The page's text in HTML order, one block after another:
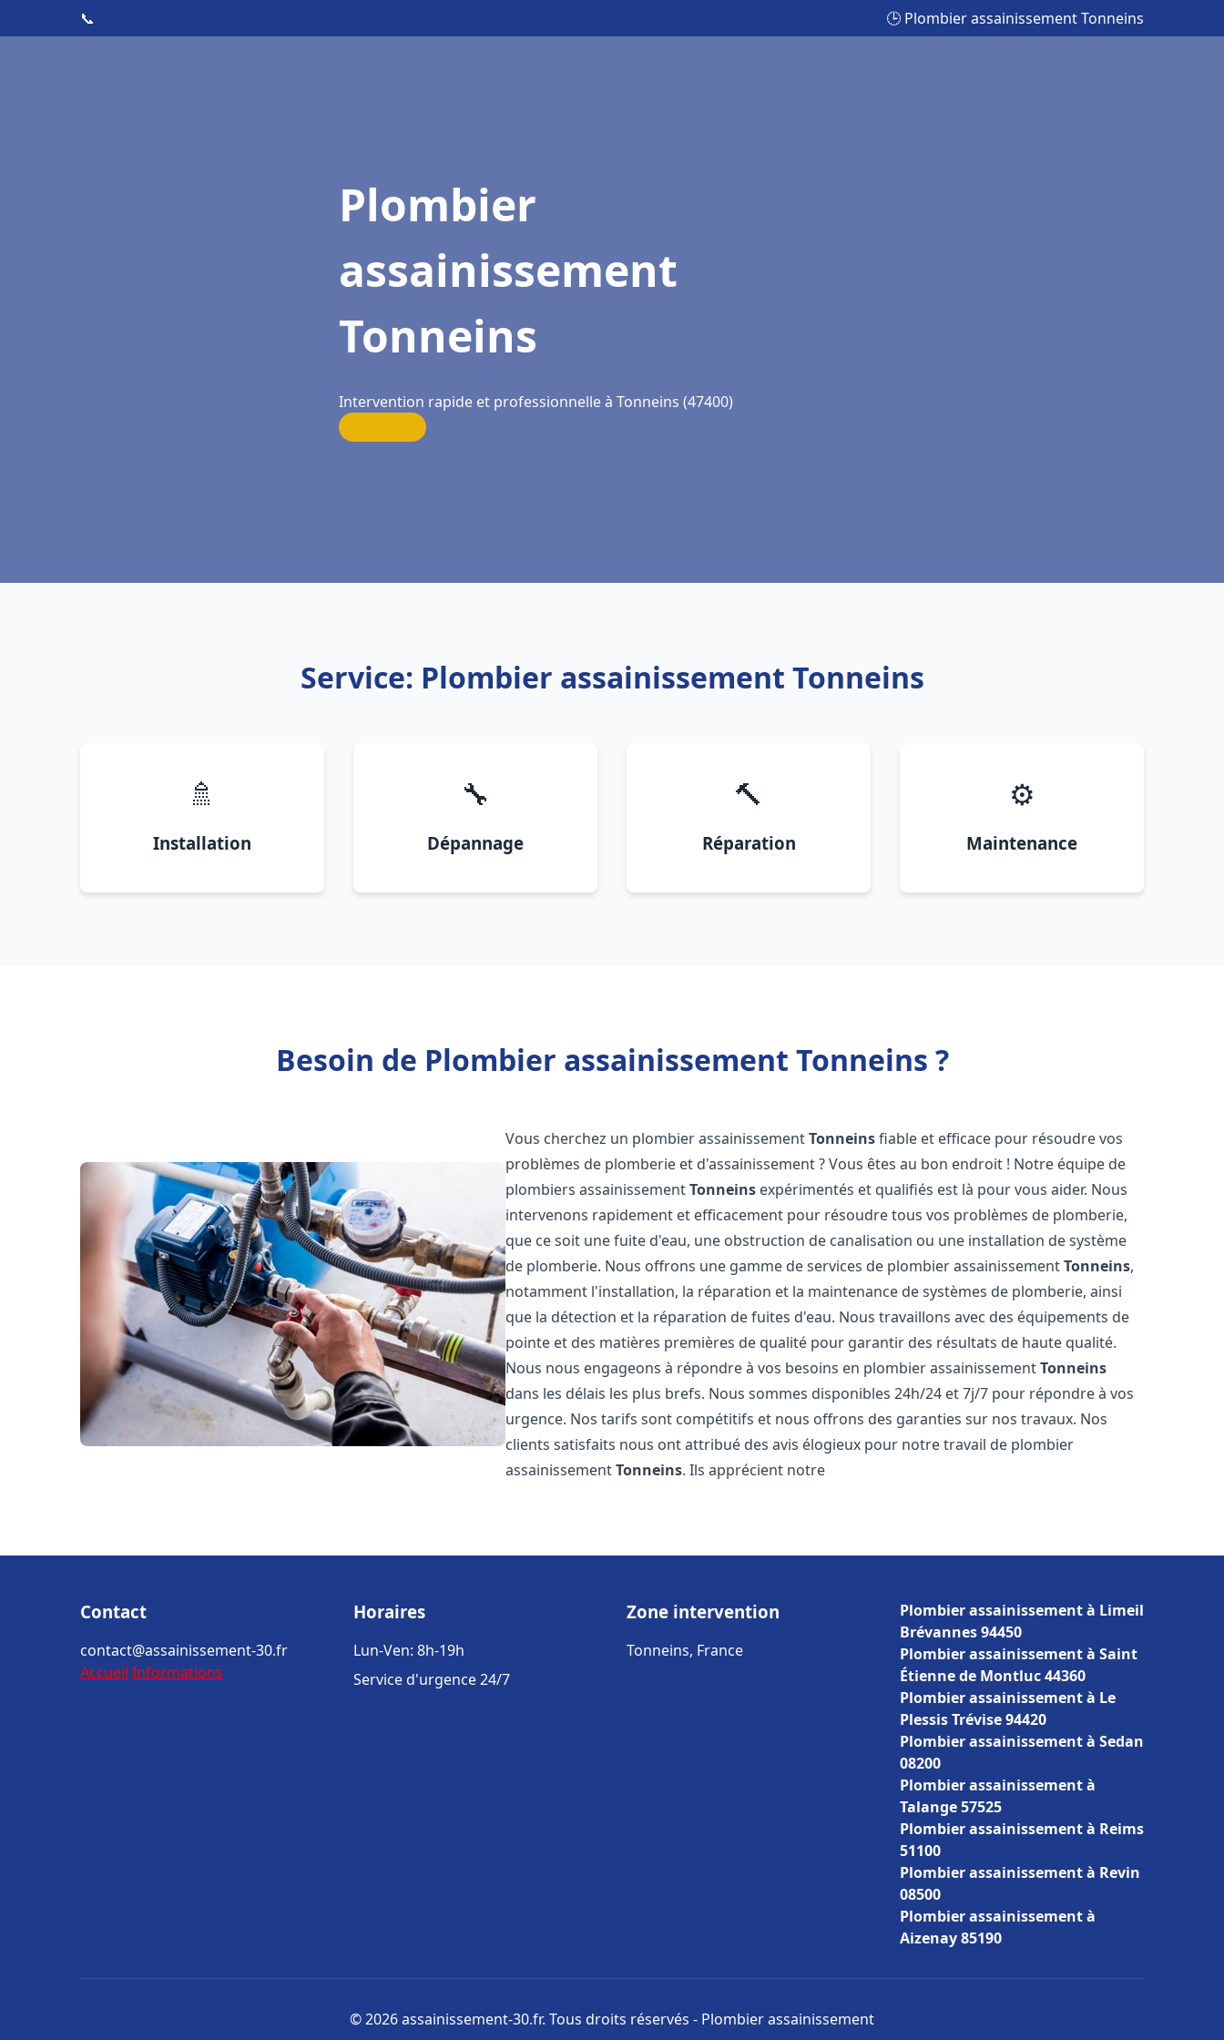
📞 🕒 Plombier assainissement Tonneins
Plombier
assainissement
Tonneins
Intervention rapide et professionnelle à Tonneins (47400)
Service: Plombier assainissement Tonneins
🚿
Installation
🔧
Dépannage
🔨
Réparation
⚙️
Maintenance
Besoin de Plombier assainissement Tonneins ?
Vous cherchez un plombier assainissementTonneinsfiable et efficace pour résoudre vos
problèmes de plomberie et d'assainissement ? Vous êtes au bon endroit ! Notre équipe de
plombiers assainissementTonneins expérimentés et qualifiés est là pour vous aider. Nous
intervenons rapidement et efficacement pour résoudre tous vos problèmes de plomberie,
que ce soit une fuite d'eau, une obstruction de canalisation ou une installation de système
de plomberie. Nous offrons une gamme de services de plombier assainissementTonneins,
notamment l'installation, la réparation et la maintenance de systèmes de plomberie, ainsi
que la détection et la réparation de fuites d'eau. Nous travaillons avec des équipements de
pointe et des matières premières de qualité pour garantir des résultats de haute qualité.
Nous nous engageons à répondre à vos besoins en plombier assainissementTonneins
dans les délais les plus brefs. Nous sommes disponibles 24h/24 et 7j/7 pour répondre à vos
urgence. Nos tarifs sont compétitifs et nous offrons des garanties sur nos travaux. Nos
clients satisfaits nous ont attribué des avis élogieux pour notre travail de plombier
assainissementTonneins. Ils apprécient notre
Contact
contact@assainissement-30.fr
Accueil Informations
Horaires
Lun-Ven: 8h-19h
Service d'urgence 24/7
Zone intervention
Tonneins, France
Plombier assainissement à Limeil
Brévannes 94450
Plombier assainissement à Saint
Étienne de Montluc 44360
Plombier assainissement à Le
Plessis Trévise 94420
Plombier assainissement à Sedan
08200
Plombier assainissement à
Talange 57525
Plombier assainissement à Reims
51100
Plombier assainissement à Revin
08500
Plombier assainissement à
Aizenay 85190
© 2026 assainissement-30.fr. Tous droits réservés - Plombier assainissement